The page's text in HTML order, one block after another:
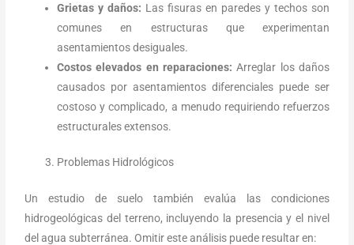
Grietas y daños: Las fisuras en paredes y techos son
comunes en estructuras que experimentan
asentamientos desiguales.
Costos elevados en reparaciones: Arreglar los daños
causados por asentamientos diferenciales puede ser
costoso y complicado, a menudo requiriendo refuerzos
estructurales extensos.
Problemas Hidrológicos
Un estudio de suelo también evalúa las condiciones
hidrogeológicas del terreno, incluyendo la presencia y el nivel
del agua subterránea. Omitir este análisis puede resultar en: